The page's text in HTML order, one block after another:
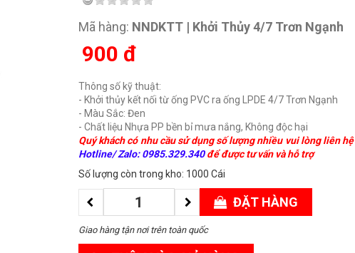
Mã hàng: NNDKTT | Khởi Thủy 4/7 Trơn Ngạnh
900 đ
Thông số kỹ thuật:
- Khởi thủy kết nối từ ống PVC ra ống LPDE 4/7 Trơn Ngạnh
- Màu Sắc: Đen
- Chất liệu Nhựa PP bền bỉ mưa nắng, Không độc hại
Quý khách có nhu cầu sử dụng số lượng nhiều vui lòng liên hệ
Hotline/ Zalo: 0985.329.340để được tư vấn và hỗ trợ
Số lượng còn trong kho: 1000 Cái
ĐẶT HÀNG
Giao hàng tận nơi trên toàn quốc